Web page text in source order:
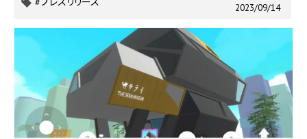
2023/09/14